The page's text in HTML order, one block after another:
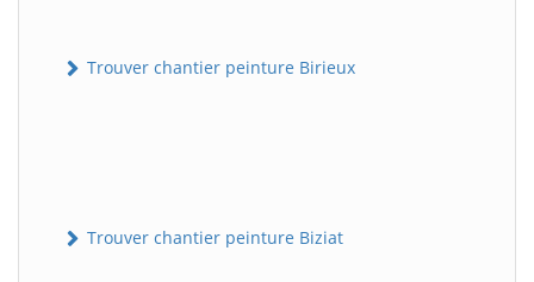
Trouver chantier peinture Birieux
Trouver chantier peinture Biziat